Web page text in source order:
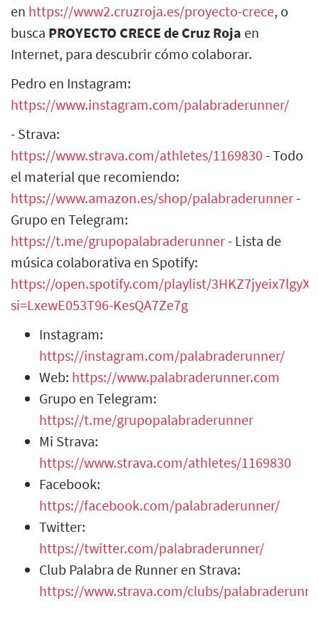
en https://www2.cruzroja.es/proyecto-crece, o
busca PROYECTO CRECE de Cruz Roja en
Internet, para descubrir cómo colaborar.
Pedro en Instagram:
https://www.instagram.com/palabraderunner/
- Strava:
https://www.strava.com/athletes/1169830 - Todo
el material que recomiendo:
https://www.amazon.es/shop/palabraderunner-
Grupo en Telegram:
https://t.me/grupopalabraderunner- Lista de
música colaborativa en Spotify:
https://open.spotify.com/playlist/
si=LxewE053T96-KesQA7Ze7g
Instagram:
https://instagram.com/palabraderunner/
Web: https://www.palabraderunner.com
Grupo en Telegram:
https://t.me/grupopalabraderunner
Mi Strava:
https://www.strava.com/athletes/1169830
Facebook:
https://facebook.com/palabraderunner/
Twitter:
https://twitter.com/palabraderunner/
Club Palabra de Runner en Strava:
https://www.strava.com/clubs/